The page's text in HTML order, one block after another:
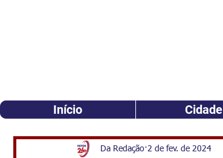
Início Cidade
Da Redação 2 de fev. de 2024